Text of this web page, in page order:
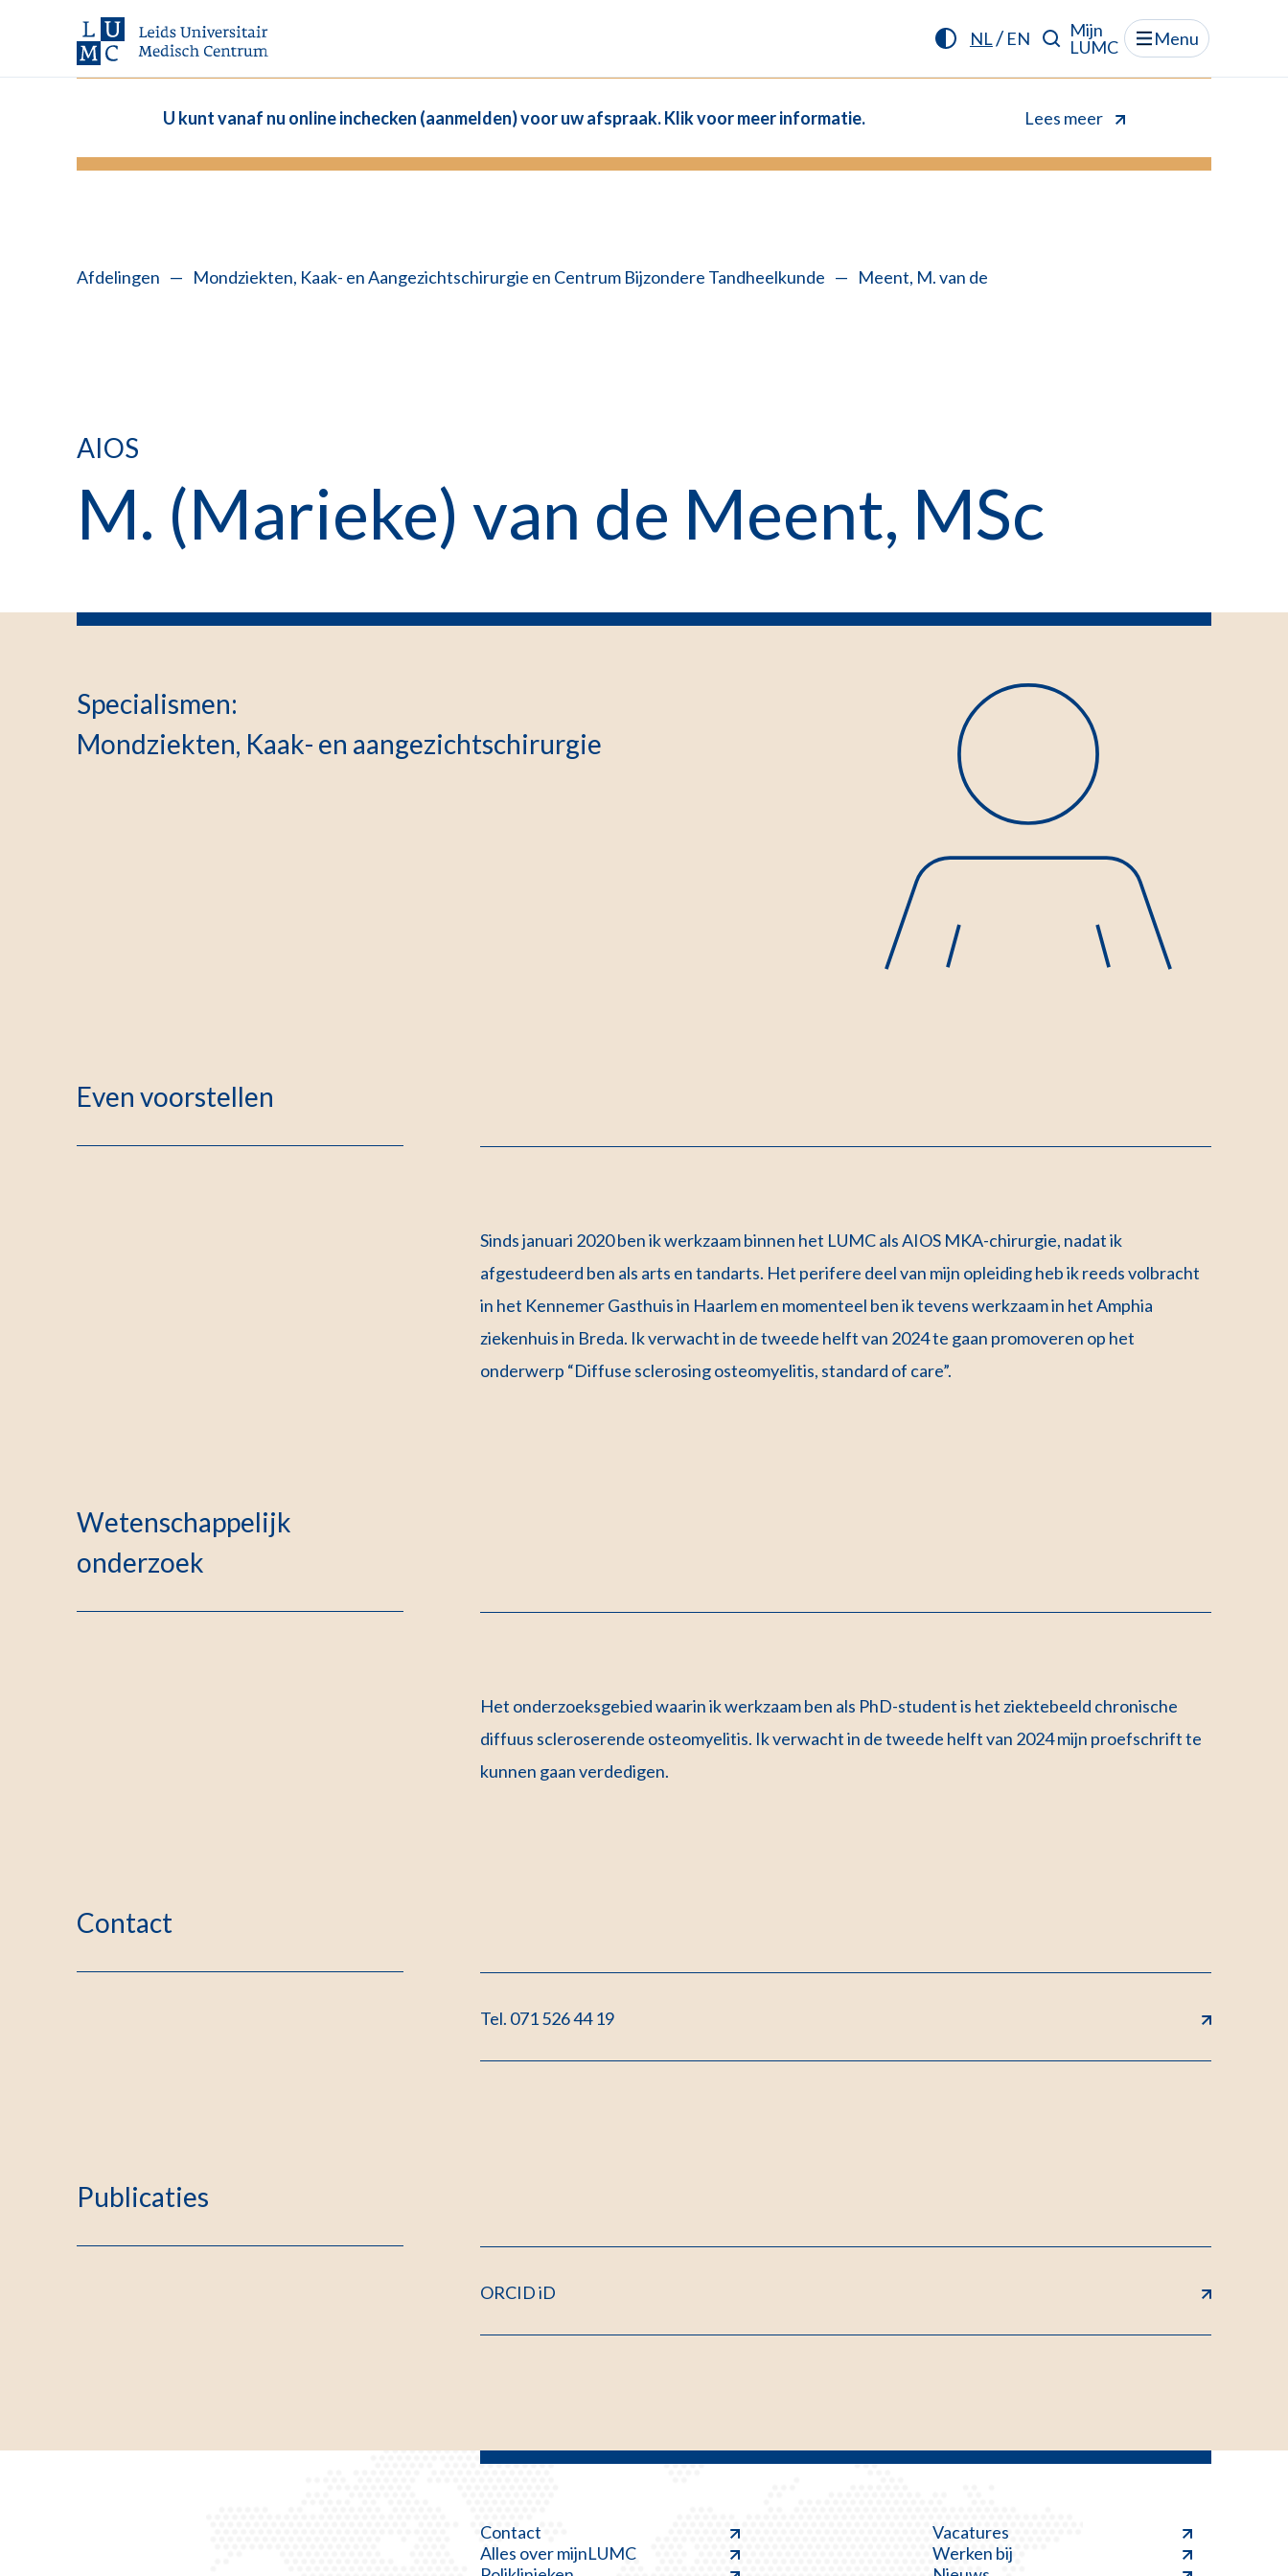
NL/ EN
Mijn
LUMC
Menu
U kunt vanaf nu online inchecken (aanmelden) voor uw afspraak. Klik voor meer informatie. Lees meer
Afdelingen — Mondziekten, Kaak- en Aangezichtschirurgie en Centrum Bijzondere Tandheelkunde — Meent, M. van de
AIOS
M. (Marieke) van de Meent, MSc
Specialismen:
Mondziekten, Kaak- en aangezichtschirurgie
Even voorstellen
Sinds januari 2020 ben ik werkzaam binnen het LUMC als AIOS MKA-chirurgie, nadat ik
afgestudeerd ben als arts en tandarts. Het perifere deel van mijn opleiding heb ik reeds volbracht
in het Kennemer Gasthuis in Haarlem en momenteel ben ik tevens werkzaam in het Amphia
ziekenhuis in Breda. Ik verwacht in de tweede helft van 2024 te gaan promoveren op het
onderwerp “Diffuse sclerosing osteomyelitis, standard of care”.
Wetenschappelijk
onderzoek
Het onderzoeksgebied waarin ik werkzaam ben als PhD-student is het ziektebeeld chronische
diffuus scleroserende osteomyelitis. Ik verwacht in de tweede helft van 2024 mijn proefschrift te
kunnen gaan verdedigen.
Contact
Tel. 071 526 44 19
Publicaties
ORCID iD
Contact
Alles over mijnLUMC
Vacatures
Werken bij